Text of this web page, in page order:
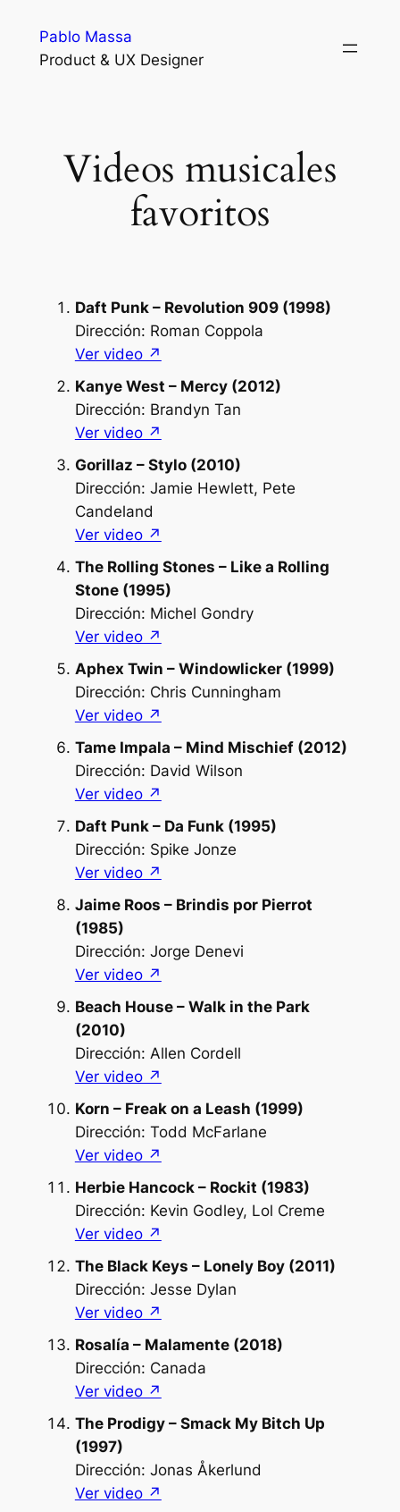
content
Pablo Massa
Product & UX Designer
Videos musicales
favoritos
Daft Punk – Revolution 909 (1998)
Dirección: Roman Coppola
Ver video ↗︎
Kanye West – Mercy (2012)
Dirección: Brandyn Tan
Ver video ↗︎
Gorillaz – Stylo (2010)
Dirección: Jamie Hewlett, Pete
Candeland
Ver video ↗︎
The Rolling Stones – Like a Rolling
Stone (1995)
Dirección: Michel Gondry
Ver video ↗︎
Aphex Twin – Windowlicker (1999)
Dirección: Chris Cunningham
Ver video ↗︎
Tame Impala – Mind Mischief (2012)
Dirección: David Wilson
Ver video ↗︎
Daft Punk – Da Funk (1995)
Dirección: Spike Jonze
Ver video ↗︎
Jaime Roos – Brindis por Pierrot
(1985)
Dirección: Jorge Denevi
Ver video ↗︎
Beach House – Walk in the Park
(2010)
Dirección: Allen Cordell
Ver video ↗︎
Korn – Freak on a Leash (1999)
Dirección: Todd McFarlane
Ver video ↗︎
Herbie Hancock – Rockit (1983)
Dirección: Kevin Godley, Lol Creme
Ver video ↗︎
The Black Keys – Lonely Boy (2011)
Dirección: Jesse Dylan
Ver video ↗︎
Rosalía – Malamente (2018)
Dirección: Canada
Ver video ↗︎
The Prodigy – Smack My Bitch Up
(1997)
Dirección: Jonas Åkerlund
Ver video ↗︎